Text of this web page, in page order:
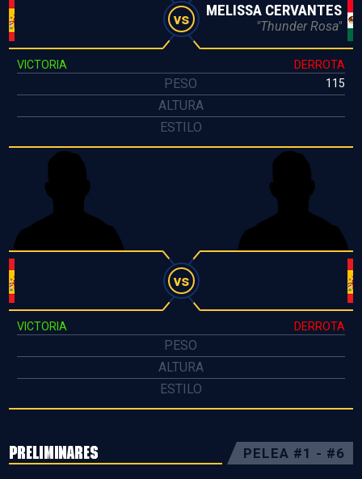
vs MELISSA CERVANTES
"Thunder Rosa"
VICTORIA DERROTA
PESO 115
ALTURA
ESTILO
vs
VICTORIA DERROTA
PESO
ALTURA
ESTILO
PRELIMINARES PELEA #1 - #6